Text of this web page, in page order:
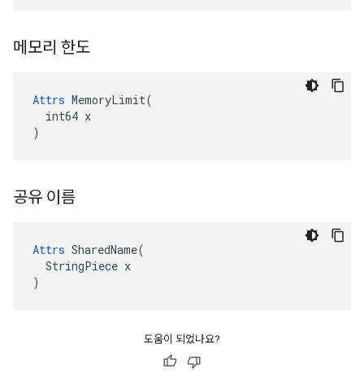
메모리 한도
Attrs MemoryLimit(
  int64 x
)
공유 이름
Attrs SharedName(
  StringPiece x
)
도움이 되었나요?